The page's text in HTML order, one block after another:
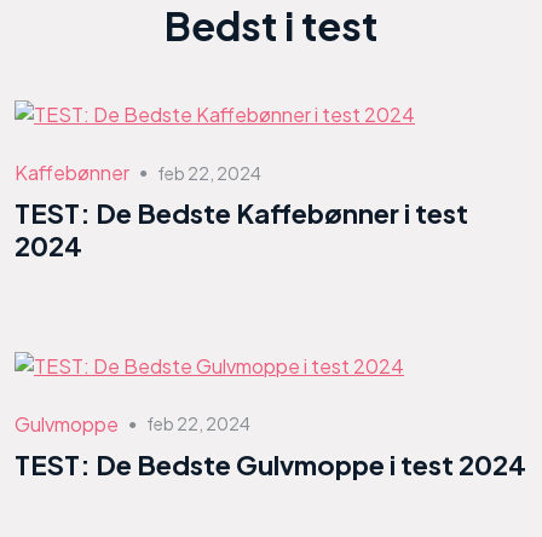
Bedst i test
Kaffebønner ● feb 22, 2024
TEST: De Bedste Kaffebønner i test
2024
Gulvmoppe ● feb 22, 2024
TEST: De Bedste Gulvmoppe i test 2024